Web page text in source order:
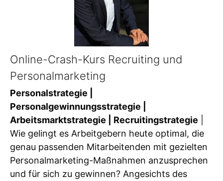
Online-Crash-Kurs Recruiting und
Personalmarketing
Personalstrategie |
Personalgewinnungsstrategie |
Arbeitsmarktstrategie | Recruitingstrategie
Wie gelingt es Arbeitgebern heute optimal, die
genau passenden Mitarbeitenden mit gezielten
Personalmarketing-Maßnahmen anzusprechen
und für sich zu gewinnen? Angesichts des